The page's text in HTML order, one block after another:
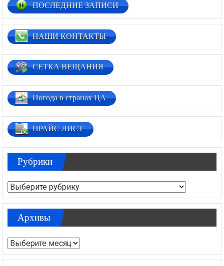
ПОСЛЕДНИЕ ЗАПИСИ
НАШИ КОНТАКТЫ
СЕТКА ВЕЩАНИЯ
Погода в странах ЦА
ПРАЙС ЛИСТ
Рубрики
Рубрики
Архивы
Архивы